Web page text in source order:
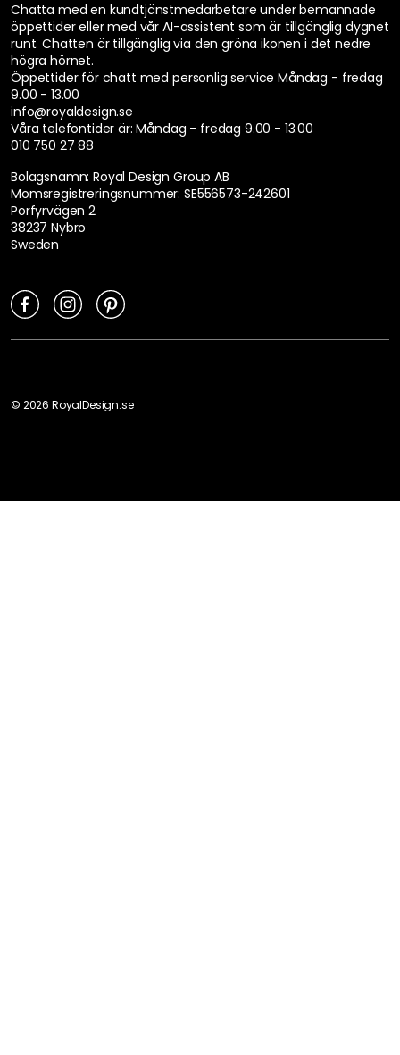
Chatta med en kundtjänstmedarbetare under bemannade
öppettider eller med vår AI-assistent som är tillgänglig dygnet
runt. Chatten är tillgänglig via den gröna ikonen i det nedre
högra hörnet.
Öppettider för chatt med personlig service Måndag - fredag
9.00 - 13.00
info@royaldesign.se
Våra telefontider är: Måndag - fredag 9.00 - 13.00
010 750 27 88
Bolagsnamn: Royal Design Group AB
Momsregistreringsnummer: SE556573-242601
Porfyrvägen 2
38237 Nybro
Sweden